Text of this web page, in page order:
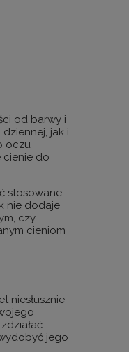
od barwy i
jak i
oczu –
cienie do
stosowane
nie dodaje
czy
cieniom
niesłusznie
jego